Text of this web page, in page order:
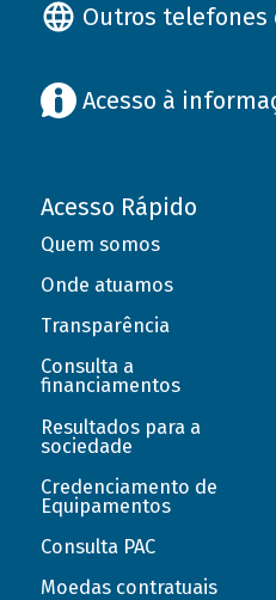
Outros telefones
Acesso à
Acesso Rápido
Quem somos
Onde atuamos
Transparência
Consulta a
financiamentos
Resultados para a
sociedade
Credenciamento de
Equipamentos
Consulta PAC
Moedas contratuais